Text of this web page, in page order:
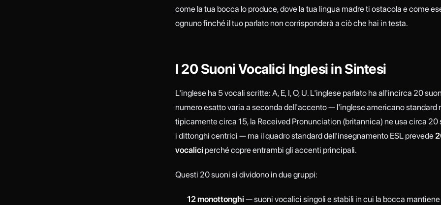
come la tua bocca lo produce, dove la tua lingua madre ti ostacola e come
ognuno finché il tuo parlato non corrisponderà a ciò che hai in testa.
I 20 Suoni Vocalici Inglesi in Sintesi
L'inglese ha 5 vocali scritte: A, E, I, O, U. L'inglese parlato ha all'incirca 20
numero esatto varia a seconda dell'accento — l'inglese americano standard
tipicamente circa 15, la Received Pronunciation (britannica) ne usa circa 20
i dittonghi centrici — ma il quadro standard dell'insegnamento ESL prevede
vocalici perché copre entrambi gli accenti principali.
Questi 20 suoni si dividono in due gruppi:
12 monottonghi — suoni vocalici singoli e stabili in cui la bocca mantiene